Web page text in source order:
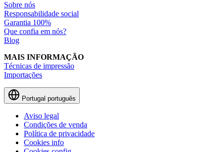
Sobre nós
Responsabilidade social
Garantia 100%
Que confia em nós?
Blog
MAIS INFORMAÇÃO
Técnicas de impressão
Importações
Portugal português
Aviso legal
Condições de venda
Política de privacidade
Cookies info